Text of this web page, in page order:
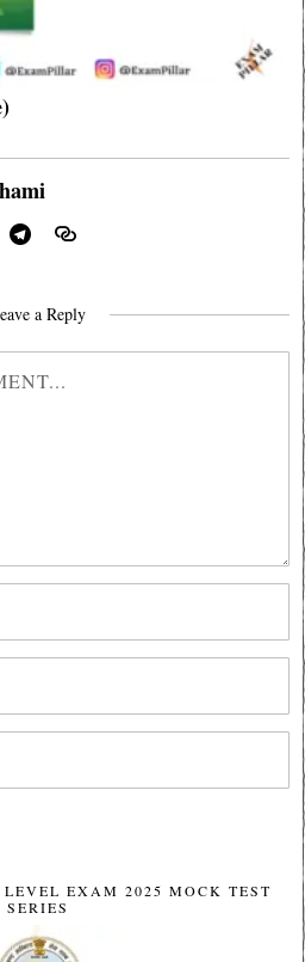
a Reply
EXAM 2025 MOCK TEST
SERIES